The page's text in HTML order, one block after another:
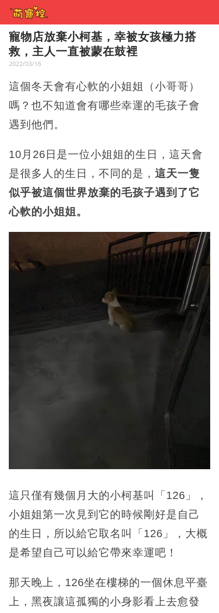
寵物店放棄小柯基，幸被女孩極力搭
救，主人一直被蒙在鼓裡
2022/03/16
這個冬天會有心軟的小姐姐（小哥哥）
嗎？也不知道會有哪些幸運的毛孩子會
遇到他們。
10月26日是一位小姐姐的生日，這天會
是很多人的生日，不同的是， 這天一隻
似乎被這個世界放棄的毛孩子遇到了它
心軟的小姐姐。
這只僅有幾個月大的小柯基叫「126」，
小姐姐第一次見到它的時候剛好是自己
的生日，所以給它取名叫「126」，大概
是希望自己可以給它帶來幸運吧！
那天晚上，126坐在樓梯的一個休息平臺
上，黑夜讓這孤獨的小身影看上去愈發